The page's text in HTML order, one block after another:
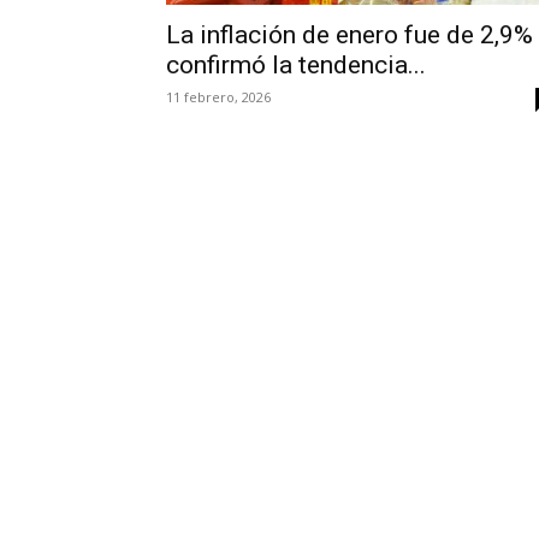
La inflación de enero fue de 2,9%
confirmó la tendencia...
11 febrero, 2026